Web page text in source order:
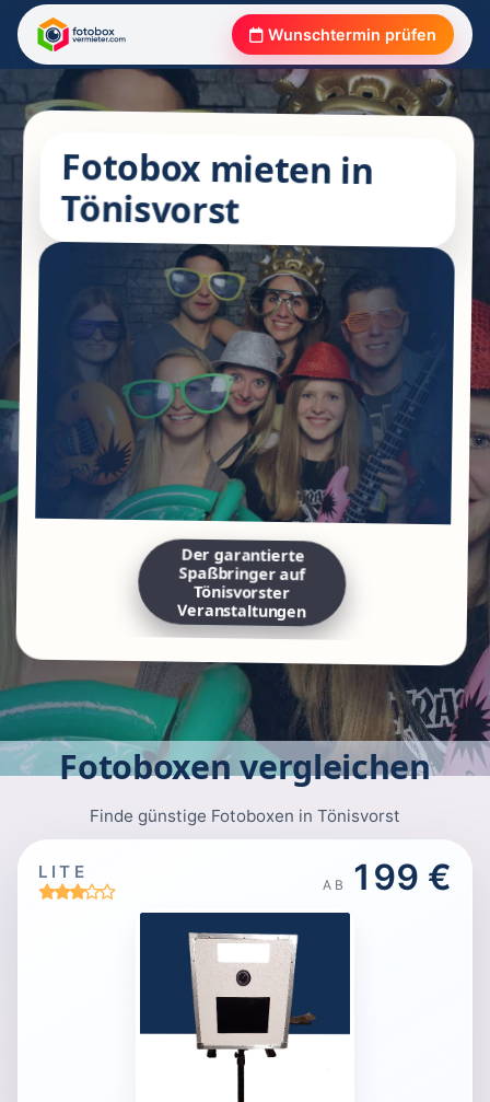
Wunschtermin prüfen
Fotobox mieten in
Tönisvorst
Der garantierte
Spaßbringer auf
Tönisvorster
Veranstaltungen
Fotoboxen vergleichen
Finde günstige Fotoboxen in Tönisvorst
LITE
AB 199 €